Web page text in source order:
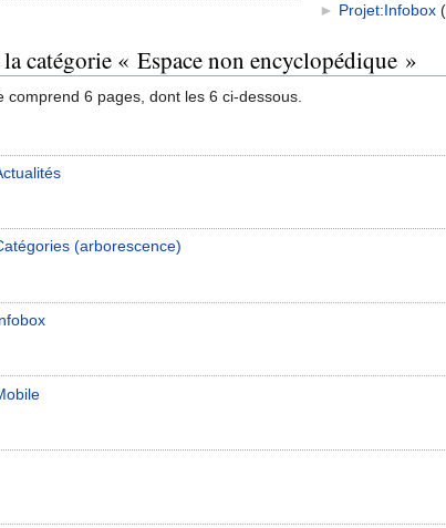
► Projet:Infobox ‎
la catégorie « Espace non encyclopédique »
comprend 6 pages, dont les 6 ci-dessous.
(arborescence)